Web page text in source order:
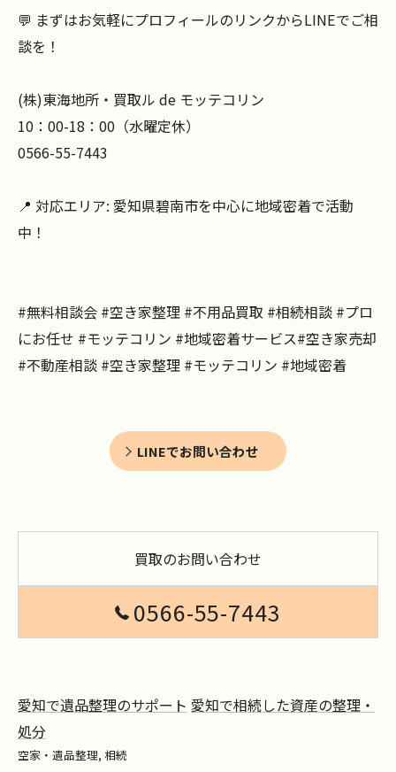
💬 まずはお気軽にプロフィールのリンクからLINEでご相
談を！
(株)東海地所・買取ル de モッテコリン
10：00-18：00（水曜定休）
0566-55-7443
📍 対応エリア: 愛知県碧南市を中心に地域密着で活動
中！
#無料相談会 #空き家整理 #不用品買取 #相続相談 #プロ
にお任せ #モッテコリン #地域密着サービス#空き家売却
#不動産相談 #空き家整理 #モッテコリン #地域密着
LINEでお問い合わせ
買取のお問い合わせ
0566-55-7443
愛知で遺品整理のサポート 愛知で相続した資産の整理・
処分
空家・遺品整理 相続